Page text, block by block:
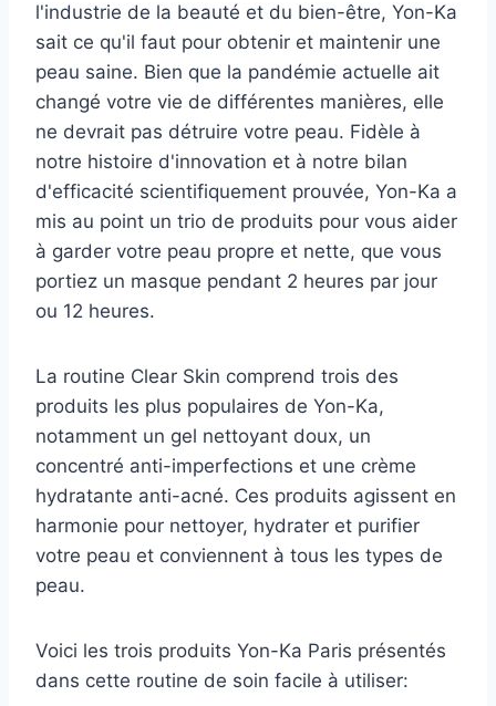
l'industrie de la beauté et du bien-être, Yon-Ka
sait ce qu'il faut pour obtenir et maintenir une
peau saine. Bien que la pandémie actuelle ait
changé votre vie de différentes manières, elle
ne devrait pas détruire votre peau. Fidèle à
notre histoire d'innovation et à notre bilan
d'efficacité scientifiquement prouvée, Yon-Ka a
mis au point un trio de produits pour vous aider
à garder votre peau propre et nette, que vous
portiez un masque pendant 2 heures par jour
ou 12 heures.
La routine Clear Skin comprend trois des
produits les plus populaires de Yon-Ka,
notamment un gel nettoyant doux, un
concentré anti-imperfections et une crème
hydratante anti-acné. Ces produits agissent en
harmonie pour nettoyer, hydrater et purifier
votre peau et conviennent à tous les types de
peau.
Voici les trois produits Yon-Ka Paris présentés
dans cette routine de soin facile à utiliser: